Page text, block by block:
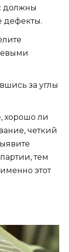
должны
дефекты.
за углы
хорошо ли
четкий
тем
этот